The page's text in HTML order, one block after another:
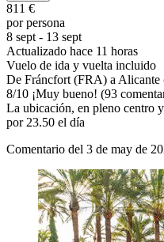
811 €
por persona
8 sept - 13 sept
Actualizado hace 11 horas
Vuelo de ida y vuelta incluido
De Fráncfort (FRA) a
8/10 ¡Muy bueno! (93
La ubicación, en pleno centro
por 23.50 el día
Comentario del 3 de may de